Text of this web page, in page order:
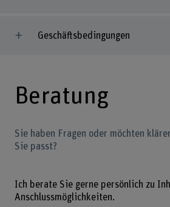
Geschäftsbedingungen
Beratung
Sie haben Fragen oder möchten
Sie passt?
Ich berate Sie gerne persönlich zu
Anschlussmöglichkeiten.